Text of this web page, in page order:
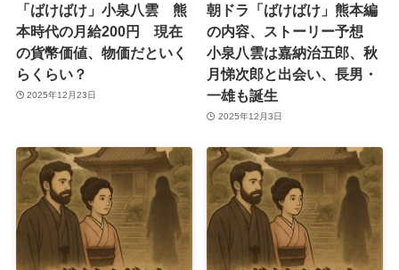
「ばけばけ」小泉八雲 熊
本時代の月給200円 現在
の貨幣価値、物価だといく
らくらい？
2025年12月23日
朝ドラ「ばけばけ」熊本編
の内容、ストーリー予想
小泉八雲は嘉納治五郎、秋
月悌次郎と出会い、長男・
一雄も誕生
2025年12月3日